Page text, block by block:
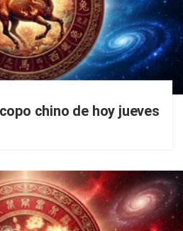
chino de hoy jueves